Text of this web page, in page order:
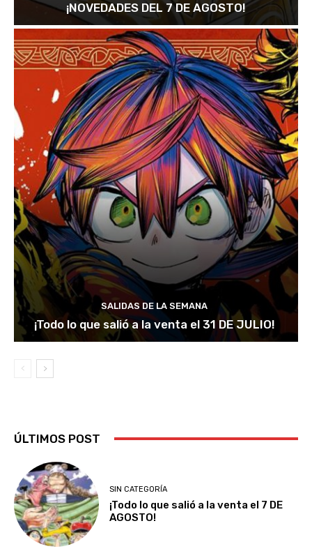
¡NOVEDADES DEL 7 DE AGOSTO!
SALIDAS DE LA SEMANA
¡Todo lo que salió a la venta el 31 DE JULIO!
ÚLTIMOS POST
SIN CATEGORÍA
¡Todo lo que salió a la venta el 7 DE
AGOSTO!